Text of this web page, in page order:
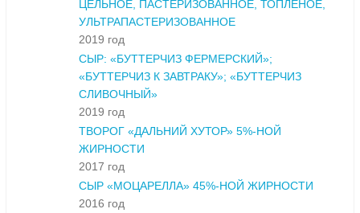
ЦЕЛЬНОЕ, ПАСТЕРИЗОВАННОЕ, ТОПЛЕНОЕ,
УЛЬТРАПАСТЕРИЗОВАННОЕ
2019 год
СЫР: «БУТТЕРЧИЗ ФЕРМЕРСКИЙ»;
«БУТТЕРЧИЗ К ЗАВТРАКУ»; «БУТТЕРЧИЗ
СЛИВОЧНЫЙ»
2019 год
ТВОРОГ «ДАЛЬНИЙ ХУТОР» 5%-НОЙ
ЖИРНОСТИ
2017 год
СЫР «МОЦАРЕЛЛА» 45%-НОЙ ЖИРНОСТИ
2016 год